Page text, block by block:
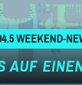
WEEKEND-
AUF